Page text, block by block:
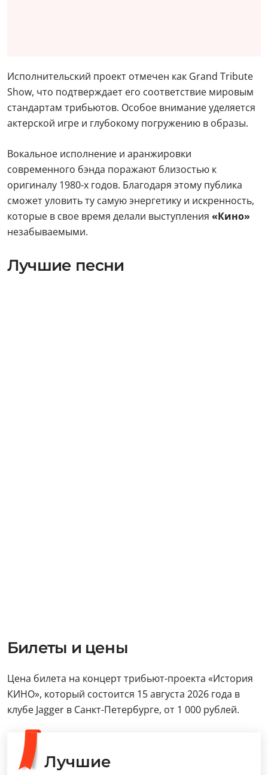
Исполнительский проект отмечен как Grand Tribute
Show, что подтверждает его соответствие мировым
стандартам трибьютов. Особое внимание уделяется
актерской игре и глубокому погружению в образы.
Вокальное исполнение и аранжировки
современного бэнда поражают близостью к
оригиналу 1980-х годов. Благодаря этому публика
сможет уловить ту самую энергетику и искренность,
которые в свое время делали выступления «Кино»
незабываемыми.
Лучшие песни
Билеты и цены
Цена билета на концерт трибьют-проекта «История
КИНО», который состоится 15 августа 2026 года в
клубе Jagger в Санкт-Петербурге, от 1 000 рублей.
Лучшие